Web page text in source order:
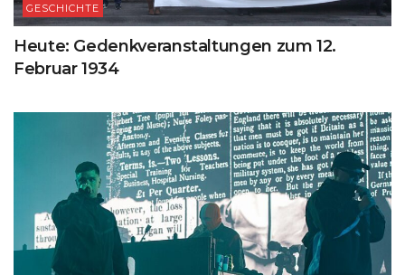
GESCHICHTE
Heute: Gedenkveranstaltungen zum 12.
Februar 1934